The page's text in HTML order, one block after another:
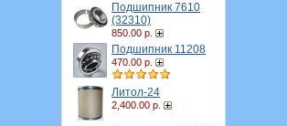
Подшипник 7610
(32310)
850.00 р.
Подшипник 11208
470.00 р.
Литол-24
2,400.00 р.